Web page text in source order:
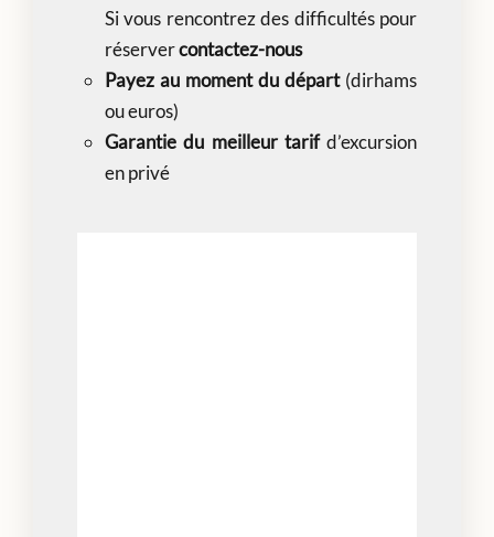
Si vous rencontrez des difficultés pour
réservercontactez-nous
Payez au moment du départ(dirhams
ou euros)
Garantie du meilleur tarifd’excursion
en privé